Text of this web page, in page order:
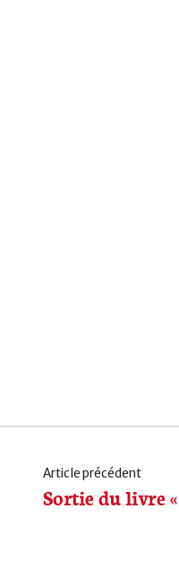
Article précédent
Sortie du livre